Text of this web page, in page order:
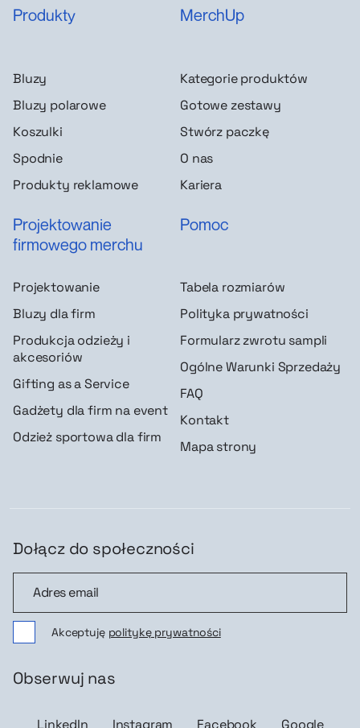
Produkty
Bluzy
Bluzy polarowe
Koszulki
Spodnie
Produkty reklamowe
MerchUp
Kategorie produktów
Gotowe zestawy
Stwórz paczkę
O nas
Kariera
Projektowanie
firmowego merchu
Projektowanie
Bluzy dla firm
Produkcja odzieży i
akcesoriów
Gifting as a Service
Gadżety dla firm na event
Odzież sportowa dla firm
Pomoc
Tabela rozmiarów
Polityka prywatności
Formularz zwrotu sampli
Ogólne Warunki Sprzedaży
FAQ
Kontakt
Mapa strony
Dołącz do społeczności
Akceptuję politykę prywatności
Obserwuj nas